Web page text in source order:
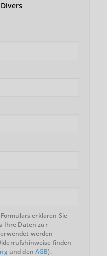
Divers
erklären Sie
Ihre Daten zur
werden
finden
und denAGB).